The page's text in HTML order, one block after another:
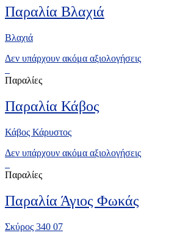
Παραλία Βλαχιά
Βλαχιά
Δεν υπάρχουν ακόμα αξιολογήσεις
Παραλίες
Παραλία Κάβος
Κάβος Κάρυστος
Δεν υπάρχουν ακόμα αξιολογήσεις
Παραλίες
Παραλία Άγιος Φωκάς
Σκύρος 340 07